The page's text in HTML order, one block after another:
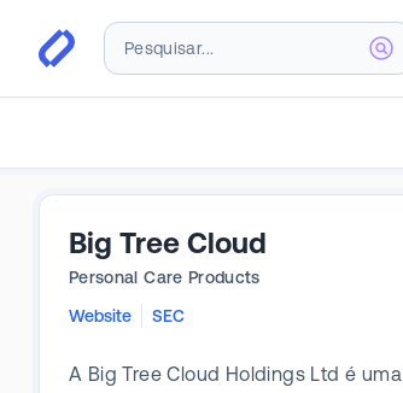
Big Tree Cloud
Personal Care Products
Website
SEC
A Big Tree Cloud Holdings Ltd é